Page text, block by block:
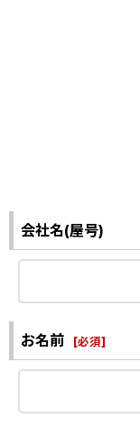
会社名(屋号)
お名前 [必須]